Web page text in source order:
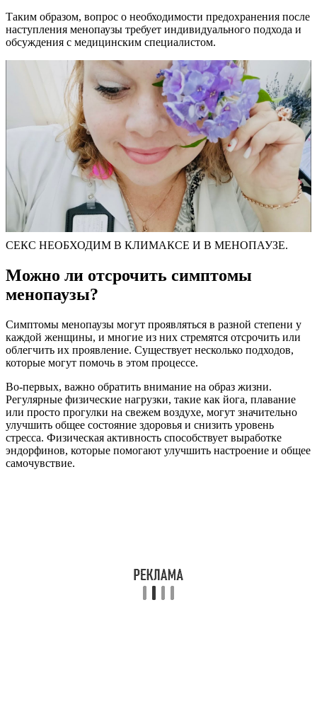
Таким образом, вопрос о необходимости предохранения после
наступления менопаузы требует индивидуального подхода и
обсуждения с медицинским специалистом.
СЕКС НЕОБХОДИМ В КЛИМАКСЕ И В МЕНОПАУЗЕ.
Можно ли отсрочить симптомы
менопаузы?
Симптомы менопаузы могут проявляться в разной степени у
каждой женщины, и многие из них стремятся отсрочить или
облегчить их проявление. Существует несколько подходов,
которые могут помочь в этом процессе.
Во-первых, важно обратить внимание на образ жизни.
Регулярные физические нагрузки, такие как йога, плавание
или просто прогулки на свежем воздухе, могут значительно
улучшить общее состояние здоровья и снизить уровень
стресса. Физическая активность способствует выработке
эндорфинов, которые помогают улучшить настроение и общее
самочувствие.